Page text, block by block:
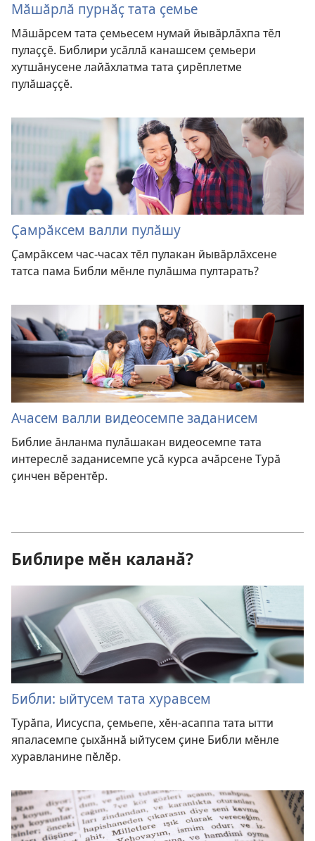
Мӑшӑрлӑ пурнӑҫ тата ҫемье
Мӑшӑрсем тата ҫемьесем нумай йывӑрлӑхпа тӗл
пулаҫҫӗ. Библири усӑллӑ канашсем ҫемьери
хутшӑнусене лайӑхлатма тата ҫирӗплетме
пулӑшаҫҫӗ.
Ҫамрӑксем валли пулӑшу
Ҫамрӑксем час-часах тӗл пулакан йывӑрлӑхсене
татса пама Библи мӗнле пулӑшма пултарать?
Ачасем валли видеосемпе заданисем
Библие ӑнланма пулӑшакан видеосемпе тата
интереслӗ заданисемпе усӑ курса ачӑрсене Турӑ
ҫинчен вӗрентӗр.
Библире мӗн каланӑ?
Библи: ыйтусем тата хуравсем
Турӑпа, Иисуспа, ҫемьепе, хӗн-асаппа тата ытти
япаласемпе ҫыхӑннӑ ыйтусем ҫине Библи мӗнле
хуравланине пӗлӗр.